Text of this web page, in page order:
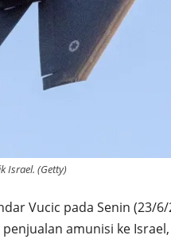
Israel. (Getty)
Vucic pada Senin (23/
amunisi ke